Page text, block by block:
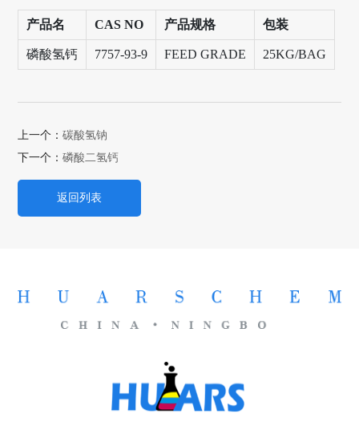
产品名 CAS NO 产品规格 包装
磷酸氢钙 7757-93-9 FEED GRADE 25KG/BAG
上一个：碳酸氢钠
下一个：磷酸二氢钙
返回列表